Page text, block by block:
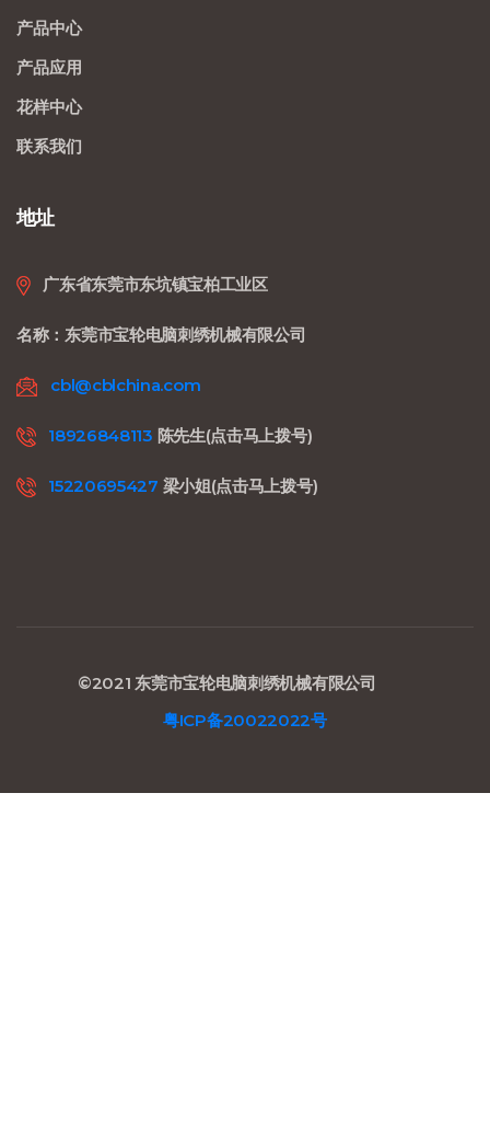
产品中心
产品应用
花样中心
联系我们
地址
广东省东莞市东坑镇宝柏工业区
名称：东莞市宝轮电脑刺绣机械有限公司
cbl@cblchina.com
18926848113 陈先生(点击马上拨号)
15220695427 梁小姐(点击马上拨号)
©2021 东莞市宝轮电脑刺绣机械有限公司
粤ICP备20022022号